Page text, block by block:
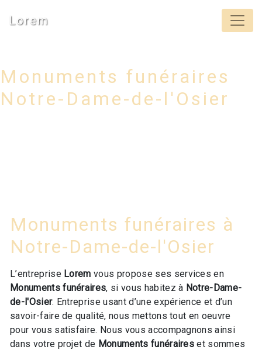
Lorem
Monuments funéraires
Notre-Dame-de-l'Osier
Monuments funéraires à
Notre-Dame-de-l'Osier
L’entreprise Lorem vous propose ses services en
Monuments funéraires, si vous habitez à Notre-Dame-
de-l'Osier. Entreprise usant d’une expérience et d’un
savoir-faire de qualité, nous mettons tout en oeuvre
pour vous satisfaire. Nous vous accompagnons ainsi
dans votre projet de Monuments funéraires et sommes